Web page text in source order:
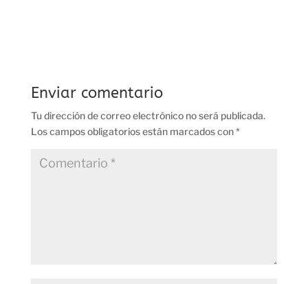
Enviar comentario
Tu dirección de correo electrónico no será publicada.
Los campos obligatorios están marcados con*